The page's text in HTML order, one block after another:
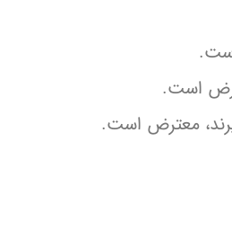
است.
معترض است.